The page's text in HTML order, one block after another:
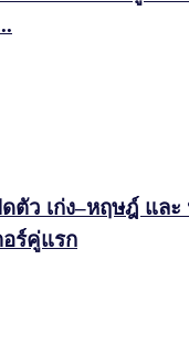
ตัว เก่ง–หฤษฎ์ แล
อร์คู่แรก